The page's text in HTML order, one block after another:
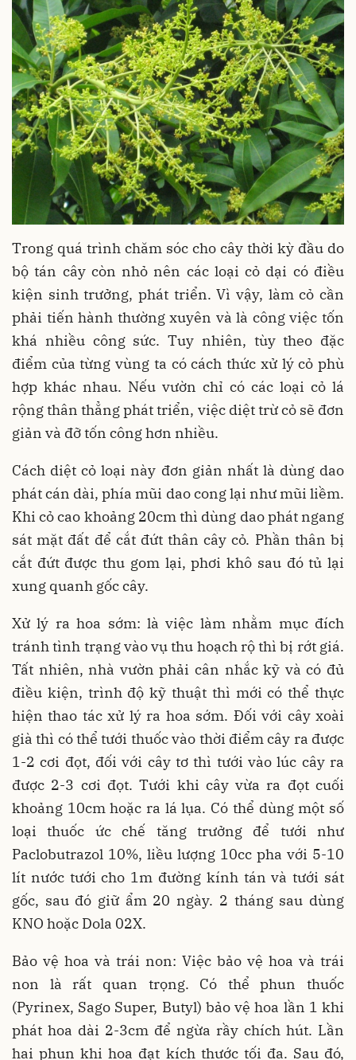
Trong quá trình chăm sóc cho cây thời kỳ đầu do
bộ tán cây còn nhỏ nên các loại cỏ dại có điều
kiện sinh trưởng, phát triển. Vì vậy, làm cỏ cần
phải tiến hành thường xuyên và là công việc tốn
khá nhiều công sức. Tuy nhiên, tùy theo đặc
điểm của từng vùng ta có cách thức xử lý cỏ phù
hợp khác nhau. Nếu vườn chỉ có các loại cỏ lá
rộng thân thẳng phát triển, việc diệt trừ cỏ sẽ đơn
giản và đỡ tốn công hơn nhiều.
Cách diệt cỏ loại này đơn giản nhất là dùng dao
phát cán dài, phía mũi dao cong lại như mũi liềm.
Khi cỏ cao khoảng 20cm thì dùng dao phát ngang
sát mặt đất để cắt đứt thân cây cỏ. Phần thân bị
cắt đứt được thu gom lại, phơi khô sau đó tủ lại
xung quanh gốc cây.
Xử lý ra hoa sớm: là việc làm nhằm mục đích
tránh tình trạng vào vụ thu hoạch rộ thì bị rớt giá.
Tất nhiên, nhà vườn phải cân nhắc kỹ và có đủ
điều kiện, trình độ kỹ thuật thì mới có thể thực
hiện thao tác xử lý ra hoa sớm. Đối với cây xoài
già thì có thể tưới thuốc vào thời điểm cây ra được
1-2 cơi đọt, đối với cây tơ thì tưới vào lúc cây ra
được 2-3 cơi đọt. Tưới khi cây vừa ra đọt cuối
khoảng 10cm hoặc ra lá lụa. Có thể dùng một số
loại thuốc ức chế tăng trưởng để tưới như
Paclobutrazol 10%, liều lượng 10cc pha với 5-10
lít nước tưới cho 1m đường kính tán và tưới sát
gốc, sau đó giữ ẩm 20 ngày. 2 tháng sau dùng
KNO hoặc Dola 02X.
Bảo vệ hoa và trái non: Việc bảo vệ hoa và trái
non là rất quan trọng. Có thể phun thuốc
(Pyrinex, Sago Super, Butyl) bảo vệ hoa lần 1 khi
phát hoa dài 2-3cm để ngừa rầy chích hút. Lần
hai phun khi hoa đạt kích thước tối đa. Sau đó,